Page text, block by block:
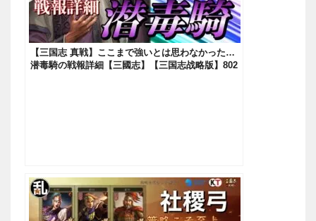
【三国志 真戦】ここまで強いとは思わなかった…
潜毒騎の戦報詳細【三國志】【三国志战略版】802